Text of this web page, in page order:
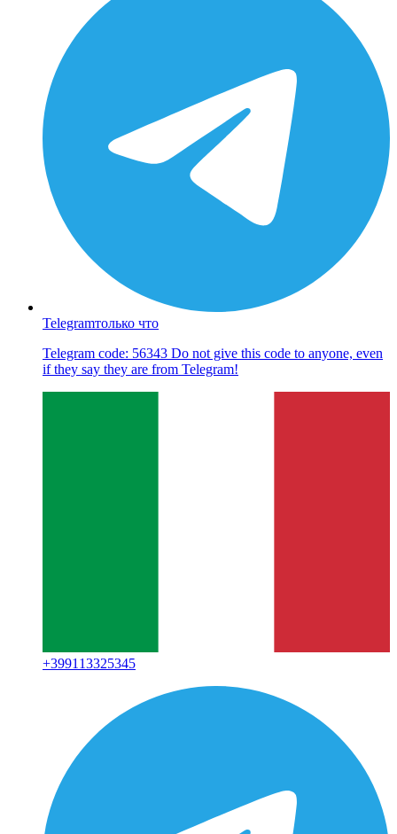
Telegramтолько что
Telegram code: 56343 Do not give this code to anyone, even
if they say they are from Telegram!
+399113325345